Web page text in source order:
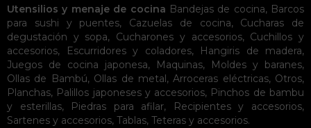
Utensilios y menaje de cocina Bandejas de cocina, Barcos
para sushi y puentes, Cazuelas de cocina, Cucharas de
degustación y sopa, Cucharones y accesorios, Cuchillos y
accesorios, Escurridores y coladores, Hangiris de madera,
Juegos de cocina japonesa, Maquinas, Moldes y baranes,
Ollas de Bambú, Ollas de metal,Arroceras eléctricas, Otros,
Planchas, Palillos japoneses y accesorios, Pinchos de bambu
y esterillas, Piedras para afilar, Recipientes y accesorios,
Sartenes y accesorios, Tablas, Teteras y accesorios.